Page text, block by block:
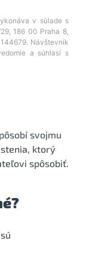
svojmu
ktorý
spôsobiť.